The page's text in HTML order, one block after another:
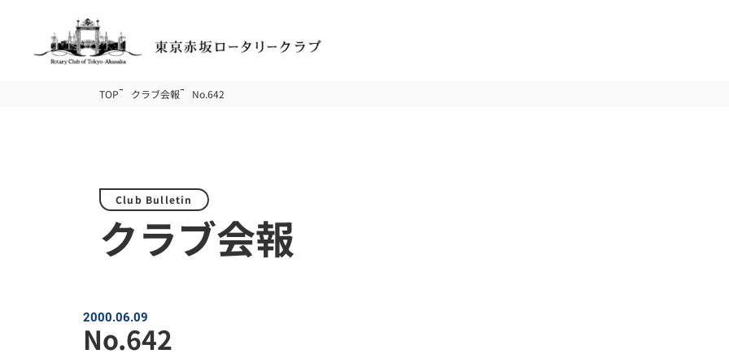
TOP クラブ会報 No.642
Club Bulletin
クラブ会報
2000.06.09
No.642